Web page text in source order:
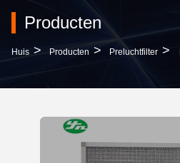
Producten
Huis > Producten > Preluchtfilter >